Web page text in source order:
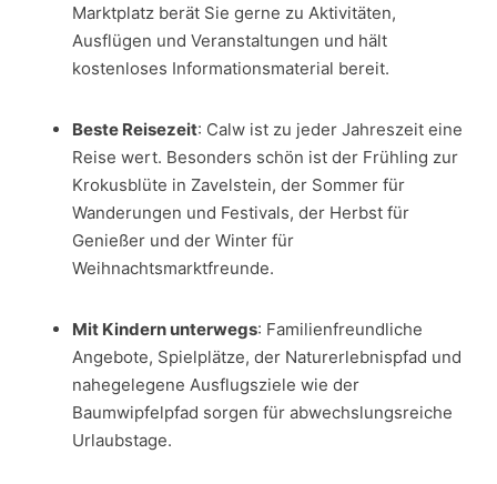
Marktplatz berät Sie gerne zu Aktivitäten,
Ausflügen und Veranstaltungen und hält
kostenloses Informationsmaterial bereit.
Beste Reisezeit: Calw ist zu jeder Jahreszeit eine
Reise wert. Besonders schön ist der Frühling zur
Krokusblüte in Zavelstein, der Sommer für
Wanderungen und Festivals, der Herbst für
Genießer und der Winter für
Weihnachtsmarktfreunde.
Mit Kindern unterwegs: Familienfreundliche
Angebote, Spielplätze, der Naturerlebnispfad und
nahegelegene Ausflugsziele wie der
Baumwipfelpfad sorgen für abwechslungsreiche
Urlaubstage.